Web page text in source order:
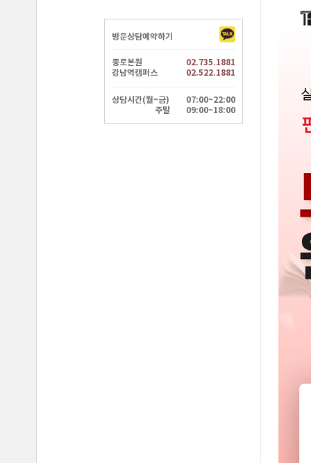
방문상담예약하기
종로본원
02.735.1881
강남역캠퍼스
02.522.1881
상담시간(월~금)
07:00~22:00
주말
09:00~18:00